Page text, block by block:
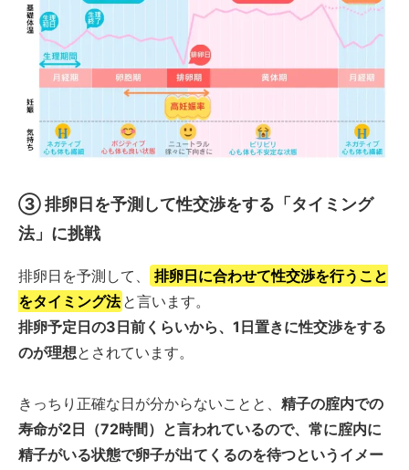
③排卵日を予測して性交渉をする「タイミング
法」に挑戦
排卵日を予測して、
排卵日に合わせて性交渉を行うこと
をタイミング法 と言います。
排卵予定日の3日前くらいから、1日置きに性交渉をする
のが理想とされています。
きっちり正確な日が分からないことと、 精子の腟内での
寿命が2日（72時間）と言われているので、常に腟内に
精子がいる状態で卵子が出てくるのを待つというイメー